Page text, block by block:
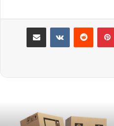
بينتيريست مشاركة عبر البريد